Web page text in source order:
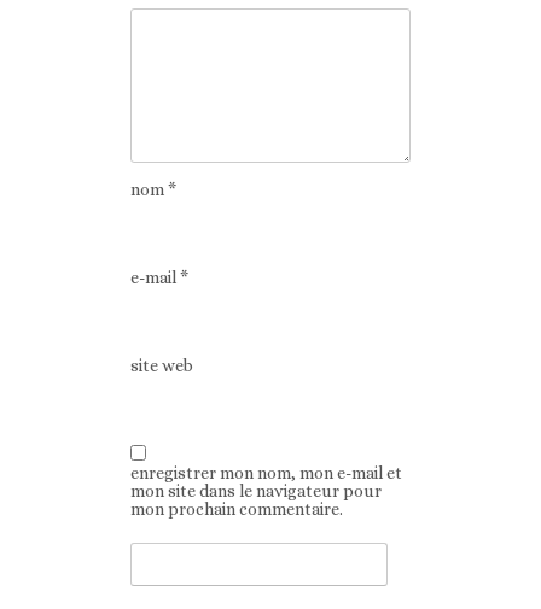
nom*
e-mail*
site web
enregistrer mon nom, mon e-mail et
mon site dans le navigateur pour
mon prochain commentaire.